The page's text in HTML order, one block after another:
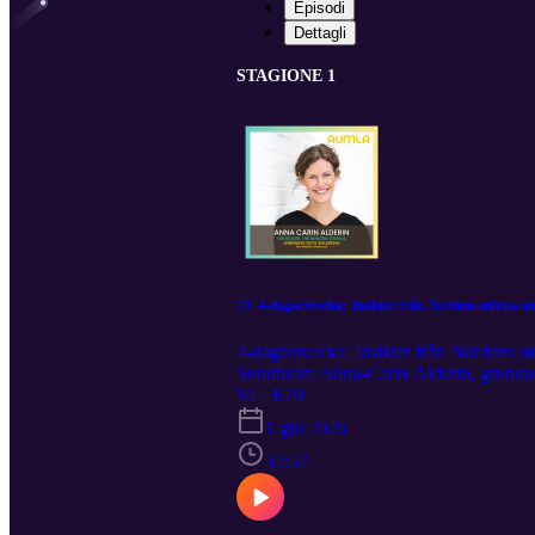
Episodi
Dettagli
STAGIONE 1
70. 4-dagarsvecka: Insikter från Nordens största
4-dagarsvecka: Insikter från Nordens
Sundholm Anna-Carin Alderin,
(fyradagarsvecka). Vad händer med
egentligen för att lyckas? Vi pratar om
verksamheter kan ta med sig kring
https://www.therework.se/
https://www.linkedin.com/in/
Miriam Sundholm / Aumla:
S1 · E70
1 giu 2026
32:57